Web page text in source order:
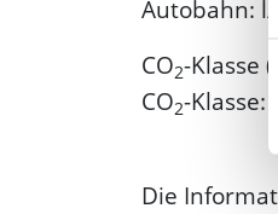
Autobahn: l/
CO2-Klasse
CO2-Klasse:
Die